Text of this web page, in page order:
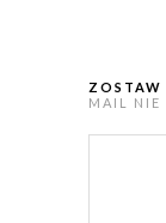
ZOSTAW
MAIL NIE